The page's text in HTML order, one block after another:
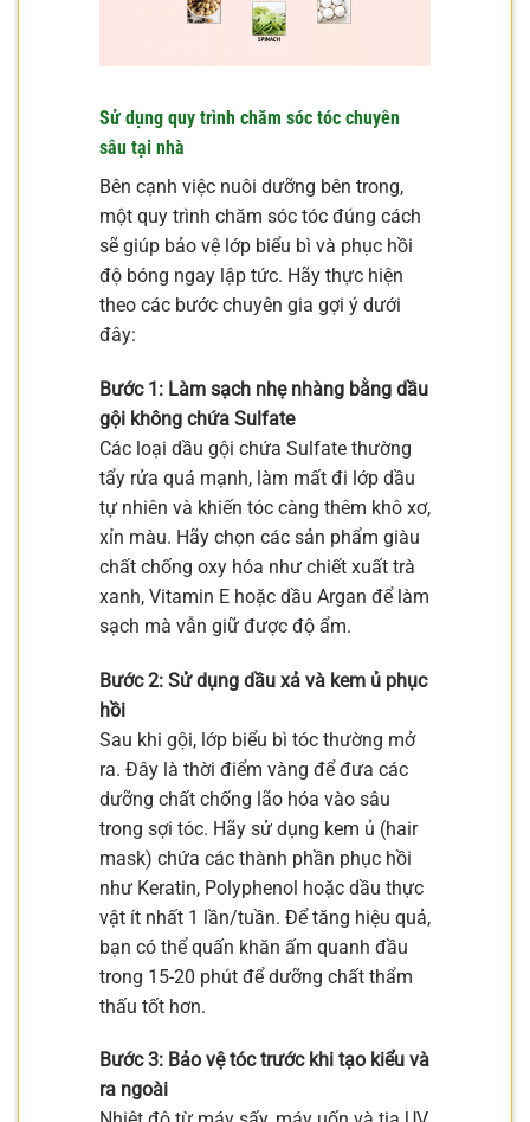
Sử dụng quy trình chăm sóc tóc chuyên
sâu tại nhà
Bên cạnh việc nuôi dưỡng bên trong,
một quy trình chăm sóc tóc đúng cách
sẽ giúp bảo vệ lớp biểu bì và phục hồi
độ bóng ngay lập tức. Hãy thực hiện
theo các bước chuyên gia gợi ý dưới
đây:
Bước 1: Làm sạch nhẹ nhàng bằng dầu
gội không chứa Sulfate
Các loại dầu gội chứa Sulfate thường
tẩy rửa quá mạnh, làm mất đi lớp dầu
tự nhiên và khiến tóc càng thêm khô xơ,
xỉn màu. Hãy chọn các sản phẩm giàu
chất chống oxy hóa như chiết xuất trà
xanh, Vitamin E hoặc dầu Argan để làm
sạch mà vẫn giữ được độ ẩm.
Bước 2: Sử dụng dầu xả và kem ủ phục
hồi
Sau khi gội, lớp biểu bì tóc thường mở
ra. Đây là thời điểm vàng để đưa các
dưỡng chất chống lão hóa vào sâu
trong sợi tóc. Hãy sử dụng kem ủ (hair
mask) chứa các thành phần phục hồi
như Keratin, Polyphenol hoặc dầu thực
vật ít nhất 1 lần/tuần. Để tăng hiệu quả,
bạn có thể quấn khăn ấm quanh đầu
trong 15-20 phút để dưỡng chất thẩm
thấu tốt hơn.
Bước 3: Bảo vệ tóc trước khi tạo kiểu và
ra ngoài